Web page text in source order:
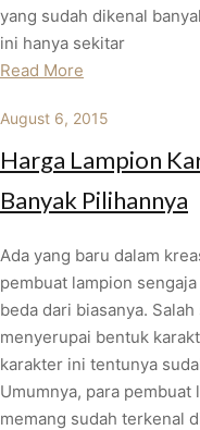
yang sudah dikenal
ini hanya sekitar
Read More
August 6, 2015
Harga Lampion
Banyak Pilihannya
Ada yang baru dalam
pembuat lampion
beda dari biasanya.
menyerupai bentuk
karakter ini tentunya
Umumnya, para
memang sudah terkenal